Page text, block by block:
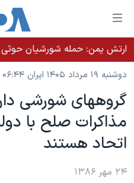
لینکهای
قابل
دسترسی
جهش
محتوای
اصلی
جهش
به
صفحه
خانه
نسخه سبک وب‌سایت
موضوع ها
ایران
آمریکا
جهان
برنامه های تلویزیونی
جدول برنامه ها
صفحه‌های ویژه
دوشنبه ۱۹ مرداد ۱۴۰۵ ایران ۰۶:۴۴
گروههای شورشی
مذاکرات صلح با
اتحاد هستند
۲۴ مهر ۱۳۸۶